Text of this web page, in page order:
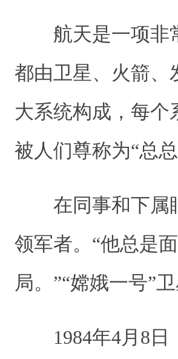
航天是一项非
都由卫星、火箭、
大系统构成，每个
被人们尊称为“总
在同事和下属
领军者。“他总是
局。”“嫦娥一号”
1984年4月8日